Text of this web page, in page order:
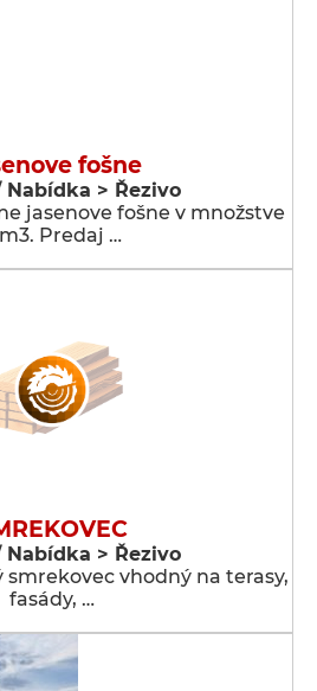
fošne
Nabídka > Řezivo
jasenove fošne v množstve
Predaj …
Nabídka > Řezivo
vhodný na terasy,
fasády, …